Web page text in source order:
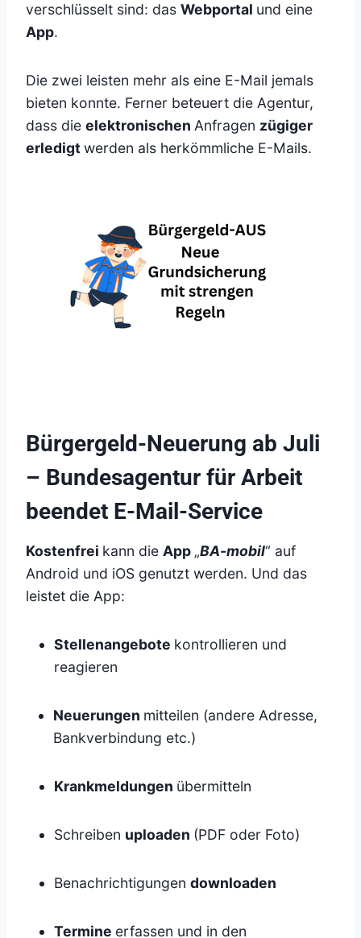
verschlüsselt sind: das Webportal und eine
App.
Die zwei leisten mehr als eine E-Mail jemals
bieten konnte. Ferner beteuert die Agentur,
dass die elektronischen Anfragen zügiger
erledigtwerden als herkömmliche E-Mails.
Bürgergeld-Neuerung ab Juli
– Bundesagentur für Arbeit
beendet E-Mail-Service
Kostenfrei kann die App „BA-mobil“ auf
Android und iOS genutzt werden. Und das
leistet die App:
Stellenangebote kontrollieren und
reagieren
Neuerungen mitteilen (andere Adresse,
Bankverbindung etc.)
Krankmeldungen übermitteln
Schreiben uploaden (PDF oder Foto)
Benachrichtigungendownloaden
Termine erfassen und in den